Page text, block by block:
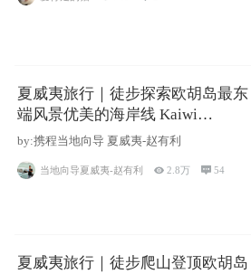
夏威夷旅行｜徒步探索欧胡岛最东
端风景优美的海岸线 Kaiwi
Shoreline Trail
by:携程当地向导 夏威夷-赵有利
当地向导夏威夷-赵有利 2.8万  54
夏威夷旅行｜徒步爬山登顶欧胡岛